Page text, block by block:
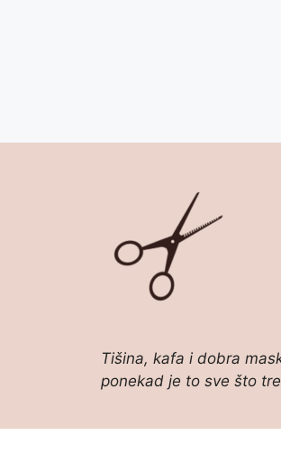
Tišina, kafa i dobra
ponekad je to sve što